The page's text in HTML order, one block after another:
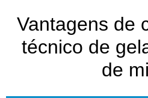
Vantagens de
técnico de
de